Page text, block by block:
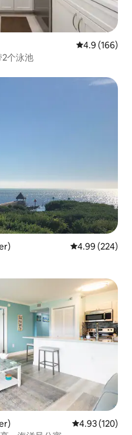
平均评分 4.9
4.9 (166)
个泳池
平均评分 4.99
4.99 (224)
平均评分 4.93
4.93 (120)